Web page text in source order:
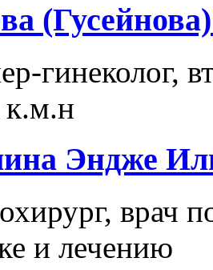
гинеколог,
к.м.н
Эндже
врач
и лечению